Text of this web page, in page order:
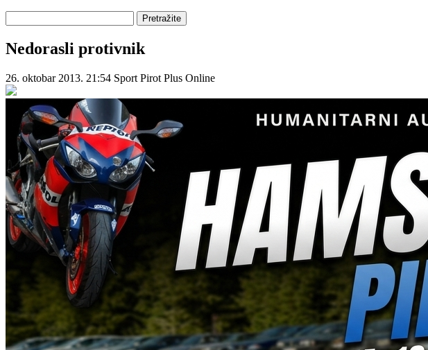
Pretražite
Nedorasli protivnik
26. oktobar 2013. 21:54 Sport Pirot Plus Online